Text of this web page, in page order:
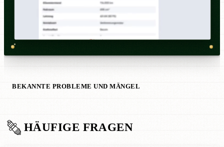
BEKANNTE PROBLEME UND MÄNGEL
HÄUFIGE FRAGEN